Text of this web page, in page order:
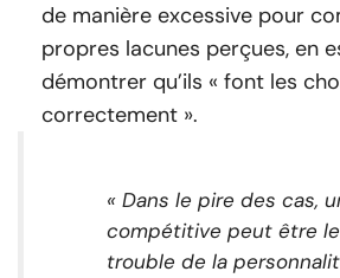
de manière excessive pour
propres lacunes perçues, en
démontrer qu’ils « font les
correctement ».
« Dans le pire des cas,
compétitive peut être
trouble de la